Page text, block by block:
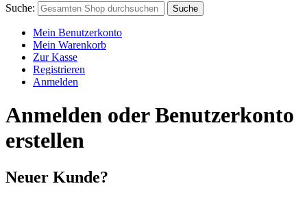
Suche: Suche
Mein Benutzerkonto
Mein Warenkorb
Zur Kasse
Registrieren
Anmelden
Anmelden oder Benutzerkonto
erstellen
Neuer Kunde?